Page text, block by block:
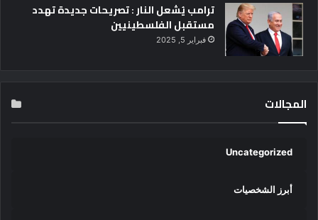
ترامب يُشعل النار : تصريحات جديدة تهدد
مستقبل الفلسطينيين
فبراير 5, 2025
المجالات
Uncategorized
أبرز الشخصيات